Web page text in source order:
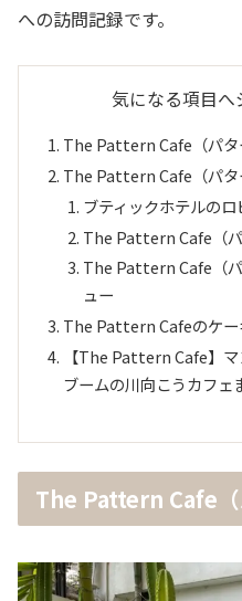
への訪問記録です。
気になる項目へ
The Pattern Cafe（パタ
The Pattern Cafe（パタ
ブティックホテルの
The Pattern Cafe（
The Pattern Cafe（
ュー
The Pattern Cafeのケー
【The Pattern Cafe】
ブームの川向こうカフェ
The Pattern Cafe